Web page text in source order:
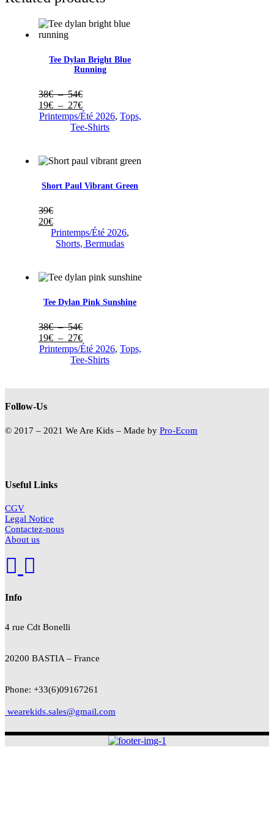
Tee Dylan Bright Blue
Running
38€ – 54€Plage
de
prix :
38€
19€ – 27€Plage
de
prix :
27€
Printemps/Été 2026, Tops,
Tee-Shirts
Short Paul Vibrant Green
39€
20€
Printemps/Été 2026,
Shorts, Bermudas
Tee Dylan Pink Sunshine
38€ – 54€Plage
de
prix :
38€
19€ – 27€Plage
de
prix :
Printemps/Été 2026, Tops,
Tee-Shirts
Info
4 rue Cdt Bonelli
20200 BASTIA – France
Phone: +33(6)09167261
wearekids.sales@gmail.com
Useful Links
CGV
Legal Notice
Contactez-nous
About us
Follow-Us
© 2017 – 2021 We Are Kids – Made by Pro-Ecom